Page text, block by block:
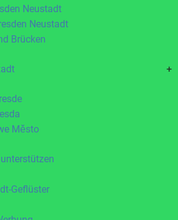
Neustadt
Neustadt
Brücken
+
Město
Geflüster